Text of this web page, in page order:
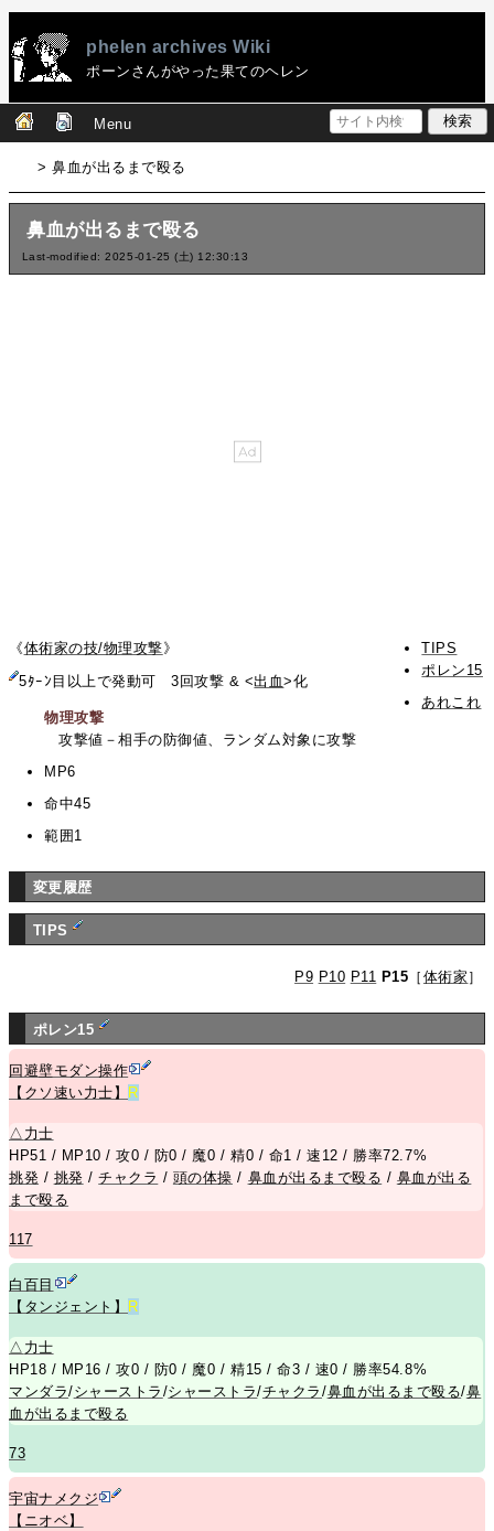
phelen archives Wiki
ポーンさんがやった果てのヘレン
Menu
> 鼻血が出るまで殴る
鼻血が出るまで殴る
Last-modified: 2025-01-25 (土) 12:30:13
《体術家の技/物理攻撃》
5ﾀｰﾝ目以上で発動可 3回攻撃 & <出血>化
物理攻撃
攻撃値－相手の防御値、ランダム対象に攻撃
MP6
命中45
範囲1
TIPS
ポレン15
あれこれ
変更履歴
TIPS
P9 P10 P11 P15 ［ 体術家 ］
ポレン15
回避壁モダン操作
【クソ速い力士】
R
△ 力士
HP51 / MP10 / 攻0 / 防0 / 魔0 / 精0 / 命1 / 速12 / 勝率72.7%
挑発 / 挑発 /チャクラ / 頭の体操 / 鼻血が出るまで殴る / 鼻血が出る
まで殴る
117
白百目
【タンジェント】
R
△ 力士
HP18 / MP16 / 攻0 / 防0 / 魔0 / 精15 / 命3 / 速0 / 勝率54.8%
マンダラ/シャーストラ /シャーストラ/チャクラ/鼻血が出るまで殴る/鼻
血が出るまで殴る
73
宇宙ナメクジ
【ニオベ】